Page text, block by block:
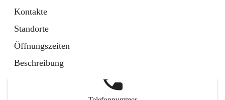
Kontakte
Standorte
Öffnungszeiten
Beschreibung